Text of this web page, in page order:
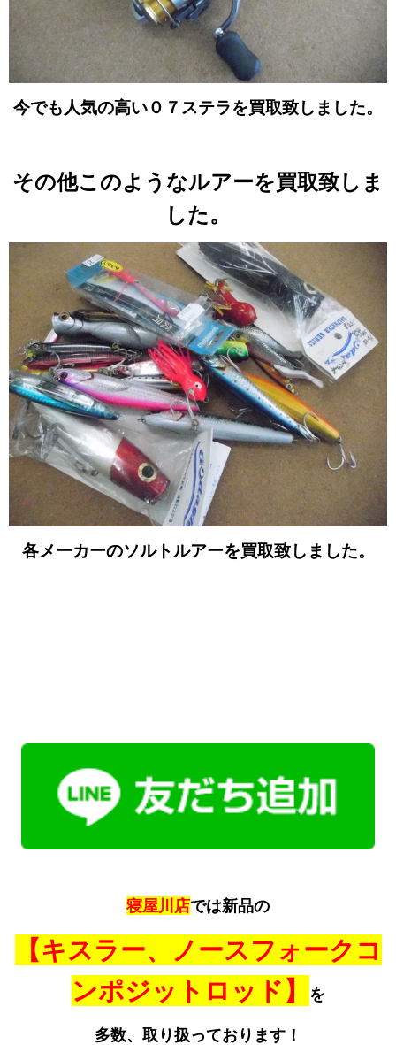
今でも人気の高い０７ステラを買取致しました。
その他このようなルアーを買取致しま
した。
各メーカーのソルトルアーを買取致しました。
寝屋川店では新品の
【キスラー、ノースフォークコ
ンポジットロッド】
を
多数、取り扱っております！